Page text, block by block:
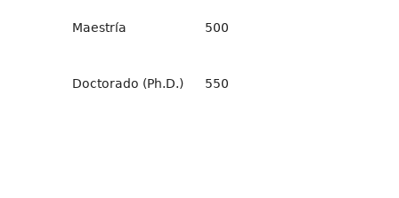
Maestría 500
Doctorado (Ph.D.) 550